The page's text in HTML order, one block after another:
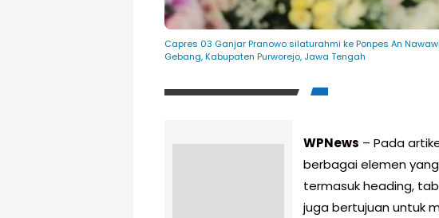
Capres 03 Ganjar Pranowo silaturahmi ke Ponpes An
Gebang, Kabupaten Purworejo, Jawa Tengah
WPNews – Pada
berbagai elemen
termasuk heading,
juga bertujuan untuk